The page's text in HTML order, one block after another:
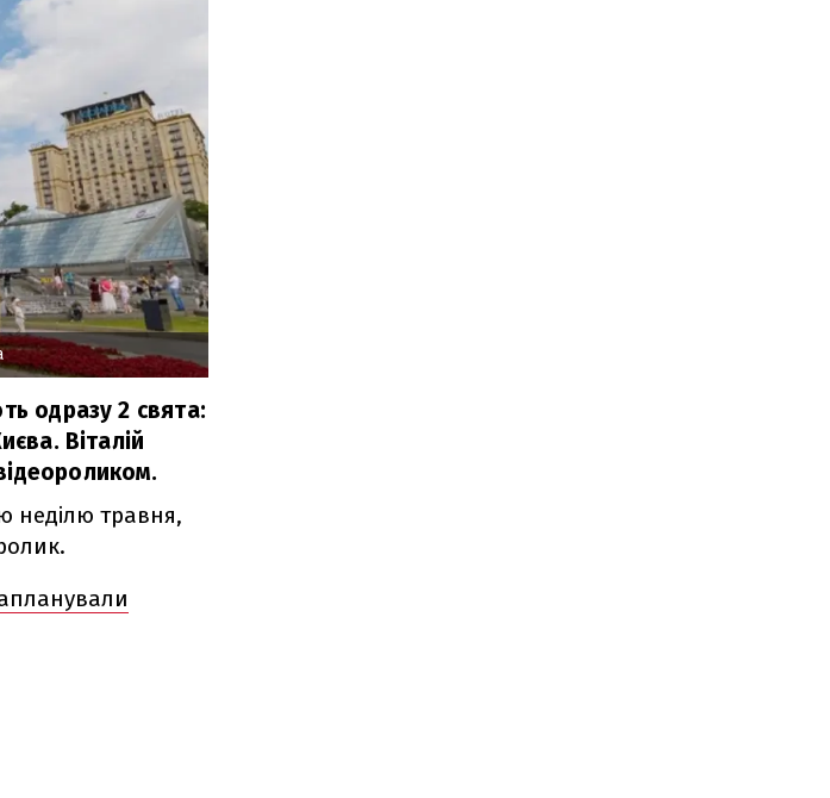
одразу 2 свята:
Віталій
неділю травня,